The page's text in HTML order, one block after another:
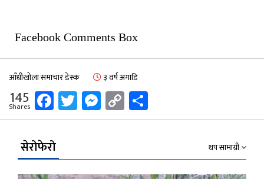
Facebook Comments Box
आँधीखोला समाचार डेस्क ३ वर्ष अगाडि
145
Shares Facebook
Twitter
Messenger
Copy
Link
सेरोफेरो थप सामाग्री